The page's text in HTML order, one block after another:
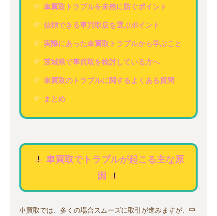
車買取トラブルを未然に防ぐポイント
信頼できる車買取店を選ぶポイント
実際にあった車買取トラブルから学ぶこと
茨城県で車買取を検討している方へ
車買取のトラブルに関するよくある質問
まとめ
車買取でトラブルが起こる主な原
因
車買取では、多くの場合スムーズに取引が進みますが、中